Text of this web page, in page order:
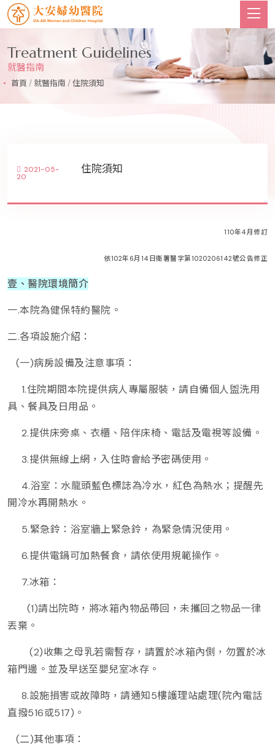
Treatment Guidelines
就醫指南
首頁 / 就醫指南 /住院須知
2021-05-
20
住院須知
110年4月修訂
依102年6月14日衛署醫字第1020206142號公告修正
壹、醫院環境簡介
一.本院為健保特約醫院。
二.各項設施介紹：
(一)病房設備及注意事項：
1.住院期間本院提供病人專屬服裝，請自備個人盥洗用
具、餐具及日用品。
2.提供床旁桌、衣櫃、陪伴床椅、電話及電視等設備。
3.提供無線上網，入住時會給予密碼使用。
4.浴室：水龍頭藍色標誌為冷水，紅色為熱水；提醒先
開冷水再開熱水。
5.緊急鈴：浴室牆上緊急鈴，為緊急情況使用。
6.提供電鍋可加熱餐食，請依使用規範操作。
7.冰箱：
(1)請出院時，將冰箱內物品帶回，未攜回之物品一律
丟棄。
(2)收集之母乳若需暫存，請置於冰箱內側，勿置於冰
箱門邊。並及早送至嬰兒室冰存。
8.設施損害或故障時，請通知5樓護理站處理(院內電話
直撥516或517)。
(二)其他事項：